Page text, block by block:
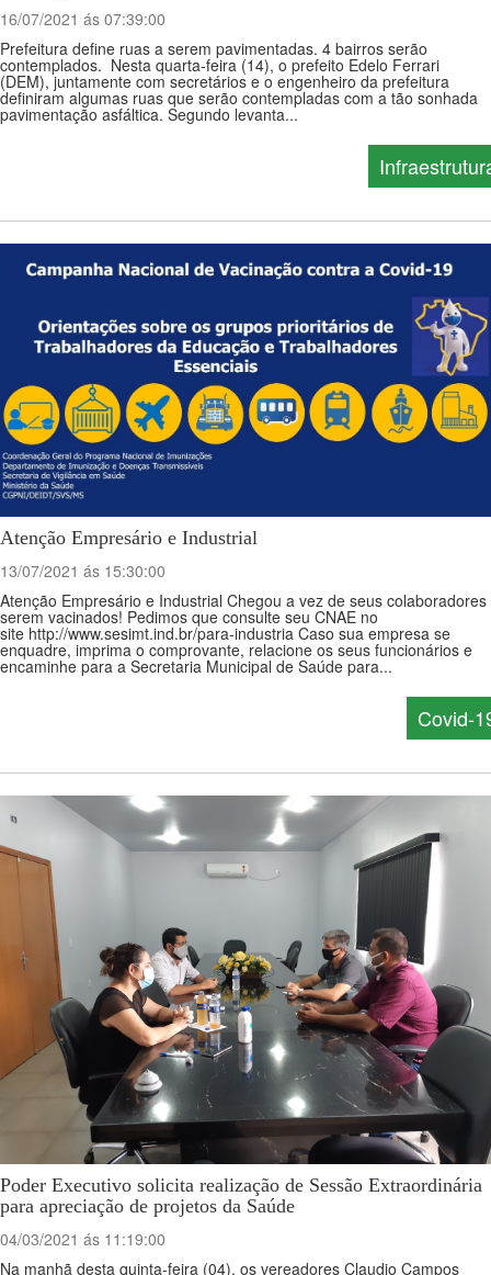
16/07/2021 ás 07:39:00
Prefeitura define ruas a serem pavimentadas. 4 bairros serão
contemplados. Nesta quarta-feira (14), o prefeito Edelo Ferrari
(DEM), juntamente com secretários e o engenheiro da prefeitura
definiram algumas ruas que serão contempladas com a tão sonhada
pavimentação asfáltica. Segundo levanta...
Atenção Empresário e Industrial
13/07/2021 ás 15:30:00
Atenção Empresário e Industrial Chegou a vez de seus colaboradores
serem vacinados! Pedimos que consulte seu CNAE no
site http://www.sesimt.ind.br/para-industria Caso sua empresa se
enquadre, imprima o comprovante, relacione os seus funcionários e
encaminhe para a Secretaria Municipal de Saúde para...
Covid-
Poder Executivo solicita realização de Sessão Extraordinária
para apreciação de projetos da Saúde
04/03/2021 ás 11:19:00
Na manhã desta quinta-feira (04), os vereadores Claudio Campos